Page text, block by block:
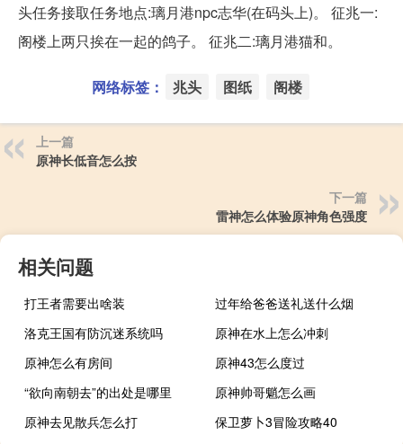
头任务接取任务地点:璃月港npc志华(在码头上)。 征兆一:
阁楼上两只挨在一起的鸽子。 征兆二:璃月港猫和。
网络标签： 兆头 图纸 阁楼
上一篇
原神长低音怎么按
下一篇
雷神怎么体验原神角色强度
相关问题
打王者需要出啥装
过年给爸爸送礼送什么烟
洛克王国有防沉迷系统吗
原神在水上怎么冲刺
原神怎么有房间
原神43怎么度过
“欲向南朝去”的出处是哪里
原神帅哥魈怎么画
原神去见散兵怎么打
保卫萝卜3冒险攻略40